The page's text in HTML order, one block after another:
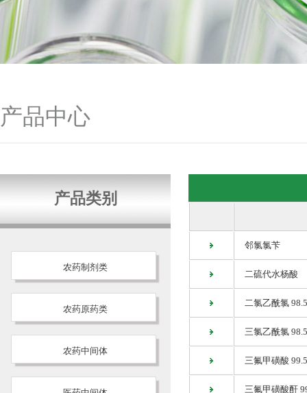
产品中心
产品类别
农药制剂类
农药原药类
农药中间体
邻氯氯苄
二硫代水杨酸
二氯乙酰氯
三氯乙酰氯
三氟甲磺酸
三氟甲磺酸酐